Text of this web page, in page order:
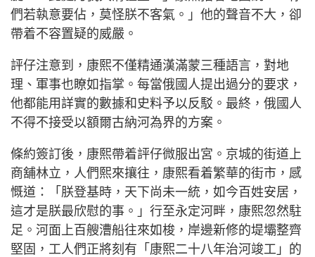
們若執意要佔，莫怪朕不客氣。」他的聲音不大，卻
帶着不容置疑的威嚴。
評仔注意到，康熙不僅精通漢滿蒙三種語言，對地
理、軍事也瞭如指掌。每當俄國人提出過分的要求，
他都能用詳實的數據和史料予以反駁。最終，俄國人
不得不接受以額爾古納河為界的方案。
條約簽訂後，康熙帶着評仔微服出宮。京城的街道上
商舖林立，人們熙來攘往，康熙看着繁華的街市，感
慨道：「朕登基時，天下尚未一統，如今百姓安居，
這才是朕最欣慰的事。」行至永定河畔，康熙忽然駐
足。河面上百艘漕船往來如梭，岸邊新修的堤壩整齊
堅固，工人們正將刻有「康熙二十八年治河竣工」的